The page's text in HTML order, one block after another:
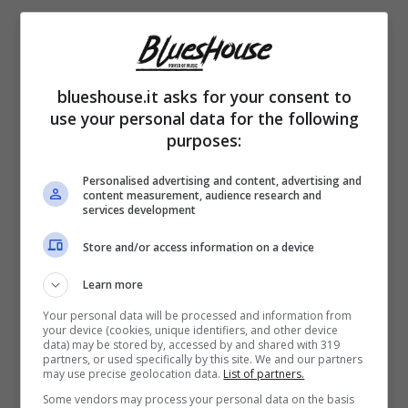
Nel video in questione, realizzato dal
compagno Gianmaria Di Gregorio, i due
bambini si alternano nel riempire di baci la
pancia della loro mamma, comodamente
distesa in spiaggia. Una visuale traboccante
di armonia ed amore. E dinanzi alla quale il
pubblico social si è ovviamentescatenato
blueshouse.it asks for your consent to
use your personal data for the following
purposes:
Personalised advertising and content, advertising and
content measurement, audience research and
services development
Store and/or access information on a device
Learn more
Your personal data will be processed and information from
your device (cookies, unique identifiers, and other device
data) may be stored by, accessed by and shared with 319
partners, or used specifically by this site. We and our partners
may use precise geolocation data. List of partners.
Some vendors may process your personal data on the basis